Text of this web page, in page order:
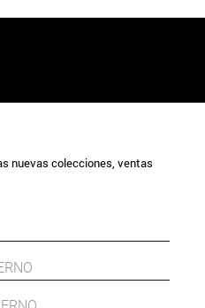
nuevas colecciones, ventas